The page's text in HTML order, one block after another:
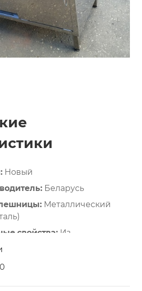
Новый
Беларусь
Металлический
свойства: Из